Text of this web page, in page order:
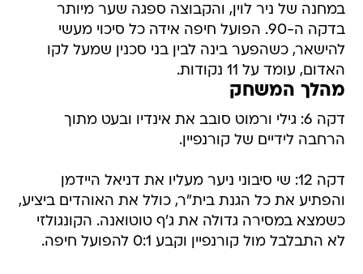
במחנה של ניר לוין, והקבוצה ספגה שער מיותר
בדקה ה-90. הפועל חיפה אידה כל סיכוי מעשי
להישאר, כשהפער בינה לבין בני סכנין שמעל לקו
האדום, עומד על 11 נקודות.
מהלך המשחק
דקה 6: גילי ורמוט סובב את אינדיו ובעט מתוך
הרחבה לידיים של קורנפיין.
דקה 12: שי סיבוני ניער מעליו את דניאל היידמן
והפתיע את כל הגנת בית"ר, כולל את האוהדים ביציע,
כשמצא במסירה גדולה את ג'ף טוטואנה. הקונגולזי
לא התבלבל מול קורנפיין וקבע 0:1 להפועל חיפה.